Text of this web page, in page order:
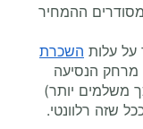
מסודרים ההמחיר
על עלות השכרת
מרחק הנסיעה
משלמים יותר)
שזה רלוונטי.